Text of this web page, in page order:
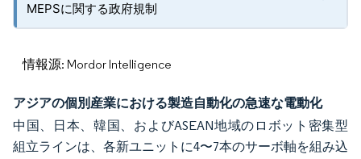
MEPSに関する政府規制
情報源: Mordor Intelligence
アジアの個別産業における製造自動化の急速な電動化
中国、日本、韓国、およびASEAN地域のロボット密集型
組立ラインは、各新ユニットに4〜7本のサーボ軸を組み込